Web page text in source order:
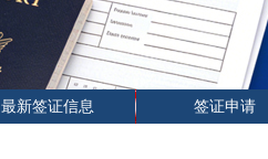
最新签证信息 签证申请